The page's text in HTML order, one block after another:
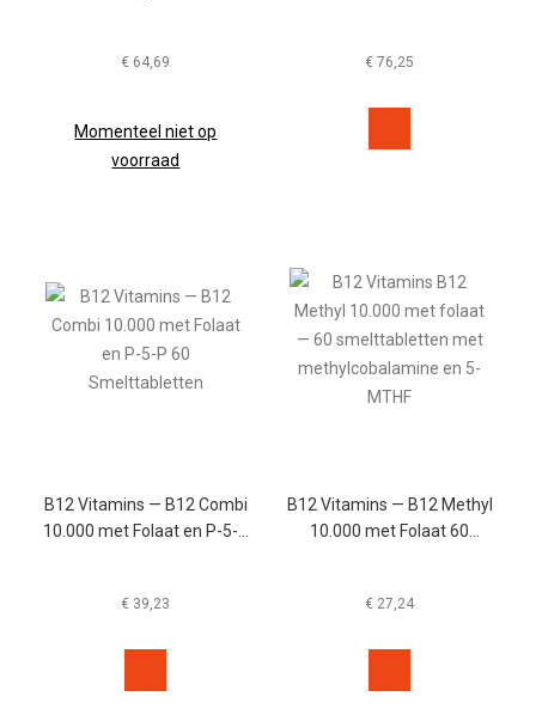
€ 64,69
Momenteel niet op
voorraad
€ 76,25
B12 Vitamins — B12 Combi
10.000 met Folaat en P-5-P
€ 39,23
B12 Vitamins — B12 Methyl
10.000 met Folaat 60
€ 27,24